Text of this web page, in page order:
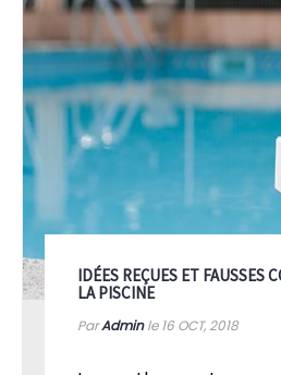
IDÉES REÇUES ET FAUSSES
LA PISCINE
ParAdminle 16 OCT, 2018